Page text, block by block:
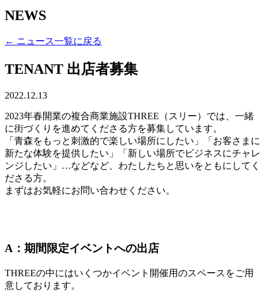
NEWS
← ニュース一覧に戻る
TENANT 出店者募集
2022.12.13
2023年春開業の複合商業施設THREE（スリー）では、一緒
に街づくりを進めてくださる方を募集しています。
「青森をもっと刺激的で楽しい場所にしたい」「お客さまに
新たな体験を提供したい」「新しい場所でビジネスにチャレ
ンジしたい」…などなど、わたしたちと思いをともにしてく
ださる方。
まずはお気軽にお問い合わせください。
A：期間限定イベントへの出店
THREEの中にはいくつかイベント開催用のスペースをご用
意しております。